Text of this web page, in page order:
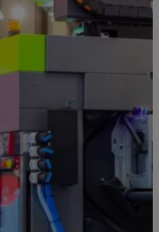
/ Agriculture